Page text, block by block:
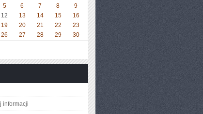
5 6 7 8
9
12 13 14 15
16
19 20 21 22
23
26 27 28 29 30
informacji